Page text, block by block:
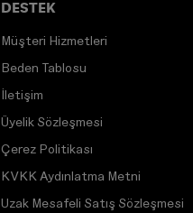
DESTEK
Müşteri Hizmetleri
Beden Tablosu
İletişim
Üyelik Sözleşmesi
Çerez Politikası
KVKK Aydınlatma Metni
Uzak Mesafeli Satış Sözleşmesi